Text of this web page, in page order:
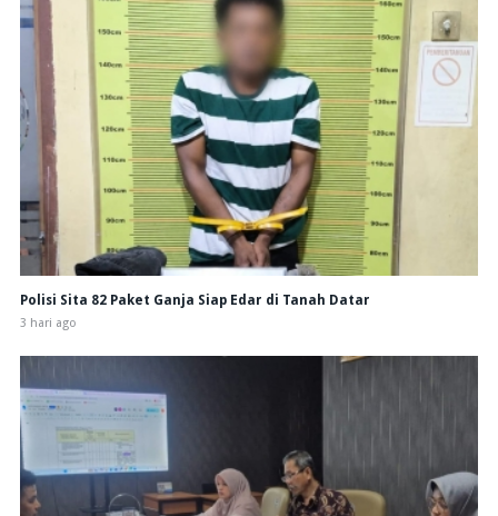
Polisi Sita 82 Paket Ganja Siap Edar di Tanah Datar
3 hari ago